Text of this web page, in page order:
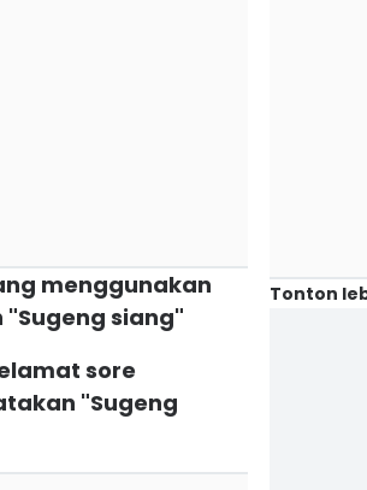
menggunakan
siang"
sore
"Sugeng
Tonton